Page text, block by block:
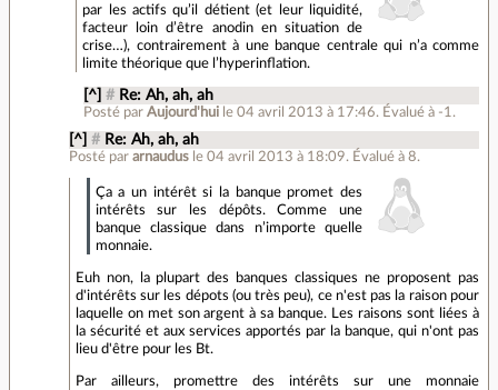
par les actifs qu’il détient (et leur liquidité,
facteur loin d’être anodin en situation de
crise…), contrairement à une banque centrale qui n’a comme
limite théorique que l’hyperinflation.
[^] # Re: Ah, ah, ah
Posté par Aujourd'hui le 04 avril 2013 à 17:46. Évalué à -1 .
[^] # Re: Ah, ah, ah
Posté par arnaudus le 04 avril 2013 à 18:09. Évalué à 8.
Ça a un intérêt si la banque promet des
intérêts sur les dépôts. Comme une
banque classique dans n’importe quelle
monnaie.
Euh non, la plupart des banques classiques ne proposent pas
d'intérêts sur les dépots (ou très peu), ce n'est pas la raison pour
laquelle on met son argent à sa banque. Les raisons sont liées à
la sécurité et aux services apportés par la banque, qui n'ont pas
lieu d'être pour les Bt.
Par ailleurs, promettre des intérêts sur une monnaie